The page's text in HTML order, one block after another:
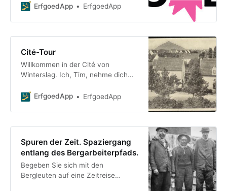
dem bestehenden Rundgang von
ErfgoedApp ErfgoedApp
Cité-Tour
Willkommen in der Cité von
Winterslag. Ich, Tim, nehme dich
Lieblingsviertel in Genk, nämlich
ErfgoedApp ErfgoedApp
Spuren der Zeit. Spaziergang
entlang des Bergarbeiterpfads.
Begeben Sie sich mit den
Bergleuten auf eine Zeitreise